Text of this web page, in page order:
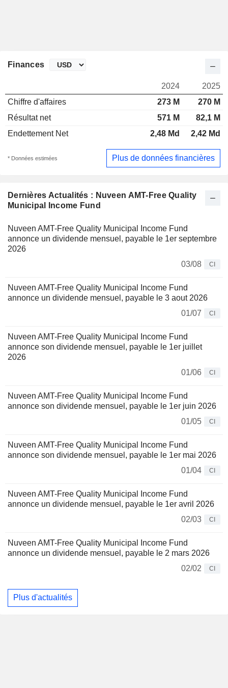
Dernières Actualités : Nuveen AMT-Free Quality
Municipal Income Fund
Nuveen AMT-Free Quality Municipal Income Fund
annonce un dividende mensuel, payable le 1er septembre
2026
03/08
CI
Nuveen AMT-Free Quality Municipal Income Fund
annonce un dividende mensuel, payable le 3 aout 2026
01/07
CI
Nuveen AMT-Free Quality Municipal Income Fund
annonce son dividende mensuel, payable le 1er juillet
2026
01/06
CI
Nuveen AMT-Free Quality Municipal Income Fund
annonce son dividende mensuel, payable le 1er juin 2026
01/05
CI
Nuveen AMT-Free Quality Municipal Income Fund
annonce son dividende mensuel, payable le 1er mai 2026
01/04
CI
Nuveen AMT-Free Quality Municipal Income Fund
annonce un dividende mensuel, payable le 1er avril 2026
02/03
CI
Nuveen AMT-Free Quality Municipal Income Fund
annonce un dividende mensuel, payable le 2 mars 2026
02/02
CI
Plus d'actualités
Finances
2024
2025
Chiffre d'affaires
273 M
270 M
Résultat net
571 M
82,1 M
Endettement Net
2,48 Md 2,42 Md
* Données estimées Plus de données financières